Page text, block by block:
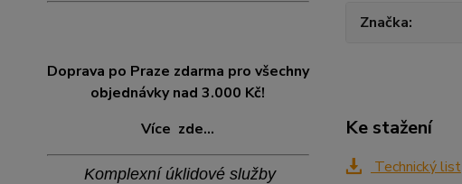
Doprava po Praze zdarma pro všechny
objednávky nad 3.000 Kč!
Více zde...
Komplexní úklidové služby
Značka
Ke stažení
Technický list